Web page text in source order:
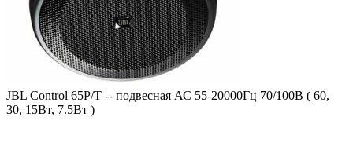
JBL Control 65P/T -- подвесная АС 55-20000Гц 70/100В ( 60,
30, 15Вт, 7.5Вт )